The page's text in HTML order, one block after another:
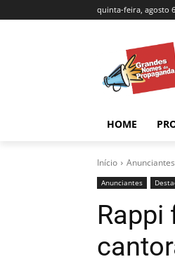
quinta-feira, agosto
HOME
Início Anunciantes
Anunciantes
Rappi